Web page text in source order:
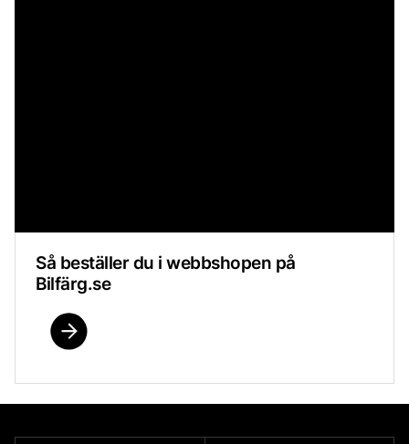
Så beställer du i webbshopen på
Bilfärg.se